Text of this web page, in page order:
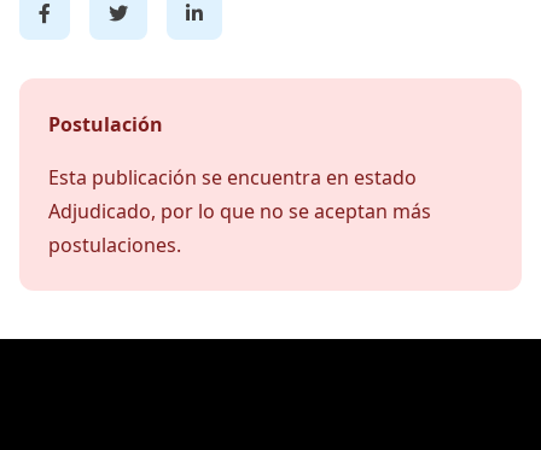
Postulación
Esta publicación se encuentra en estado
Adjudicado, por lo que no se aceptan más
postulaciones.